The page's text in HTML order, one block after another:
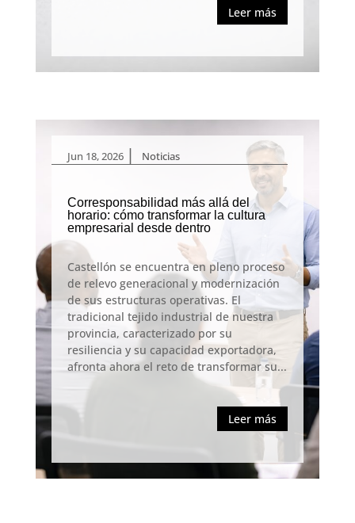
Leer más
Jun 18, 2026 | Noticias
Corresponsabilidad más allá del
horario: cómo transformar la cultura
empresarial desde dentro
Castellón se encuentra en pleno proceso
de relevo generacional y modernización
de sus estructuras operativas. El
tradicional tejido industrial de nuestra
provincia, caracterizado por su
resiliencia y su capacidad exportadora,
afronta ahora el reto de transformar su...
Leer más